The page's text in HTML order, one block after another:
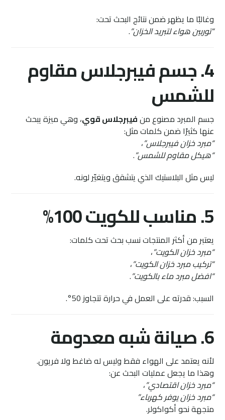
وغالبًا ما يظهر ضمن نتائج البحث تحت:
“توربين هواء لتبريد الخزان”.
4. جسم فيبرجلاس مقاوم
للشمس
جسم المبرد مصنوع منفيبرجلاس قوي، وهي ميزة يبحث
عنها كثيرًا ضمن كلمات مثل:
“مبرد خزان فيبرجلاس”،
“هيكل مقاوم للشمس”.
ليس مثل البلاستيك الذي يتشقق ويتغيّر لونه.
5. مناسب للكويت 100%
يعتبر من أكثر المنتجات نسب بحث تحت كلمات:
“مبرد خزان الكويت”،
“تركيب مبرد خزان الكويت”،
“افضل مبرد ماء بالكويت”.
السبب: قدرته على العمل في حرارة تتجاوز 50°.
6. صيانة شبه معدومة
لأنه يعتمد على الهواء فقط وليس له ضاغط ولا فريون.
وهذا ما يجعل عمليات البحث عن:
“مبرد خزان اقتصادي”،
“مبرد خزان يوفر كهرباء”
متجهة نحو أكواكولر.